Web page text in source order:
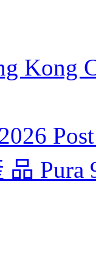
Kong
Pura